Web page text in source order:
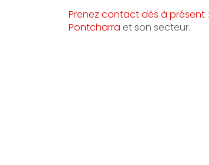
Prenez contact dès à présent :
Pontcharra et son secteur.